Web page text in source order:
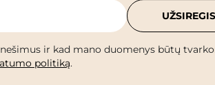
ir kad mano duomenys būtų
politiką.